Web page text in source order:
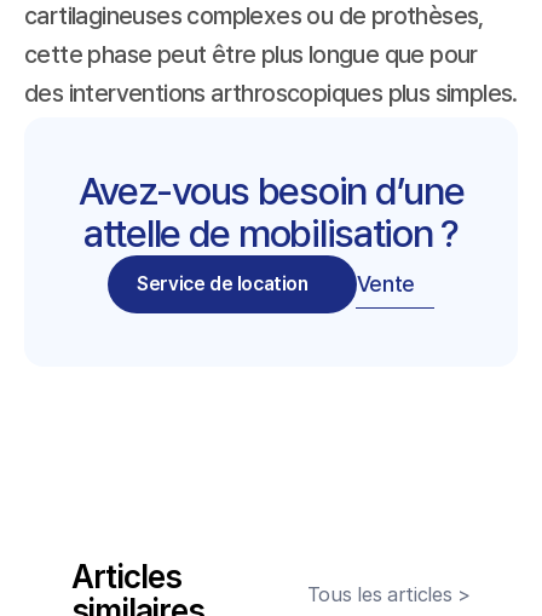
cartilagineuses complexes ou de prothèses,
cette phase peut être plus longue que pour
des interventions arthroscopiques plus simples.
Avez-vous besoin d’une
attelle de mobilisation ?
Service de location Vente
Articles
Tous les articles >